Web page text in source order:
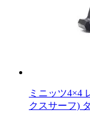
ミニッツ4×4
クスサーフ)